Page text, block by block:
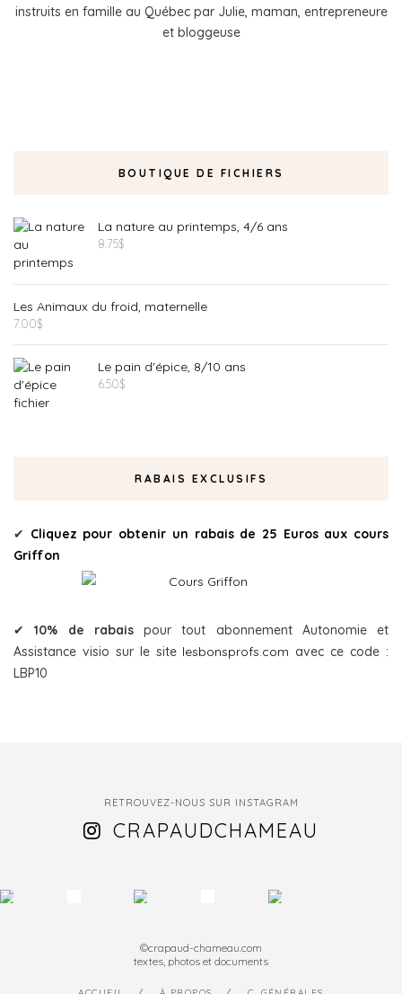
instruits en famille au Québec par Julie, maman, entrepreneure
et bloggeuse
BOUTIQUE DE FICHIERS
La nature au printemps, 4/6 ans
8.75$
Les Animaux du froid, maternelle
7.00$
Le pain d'épice, 8/10 ans
6.50$
RABAIS EXCLUSIFS
✔ Cliquez pour obtenir un rabais de 25 Euros aux cours
Griffon
✔10% de rabaispour tout abonnement Autonomie et
Assistance visio sur le site lesbonsprofs.com avec ce code :
LBP10
RETROUVEZ-NOUS SUR INSTAGRAM
CRAPAUDCHAMEAU
©crapaud-chameau.com
textes, photos et documents